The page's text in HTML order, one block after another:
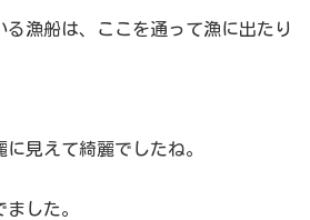
る漁船は、ここを通って漁に出たり
見えて綺麗でしたね。
した。